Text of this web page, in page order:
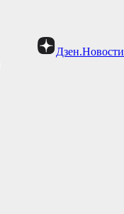
Дзен.Новости